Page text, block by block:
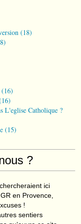
(18)
(16)
L'eglise Catholique ?
(15)
?
ici
en Provence,
!
sentiers